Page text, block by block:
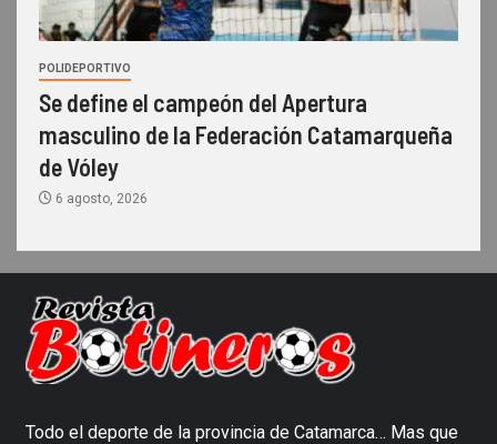
POLIDEPORTIVO
Se define el campeón del Apertura
masculino de la Federación Catamarqueña
de Vóley
6 agosto, 2026
Todo el deporte de la provincia de Catamarca… Mas que